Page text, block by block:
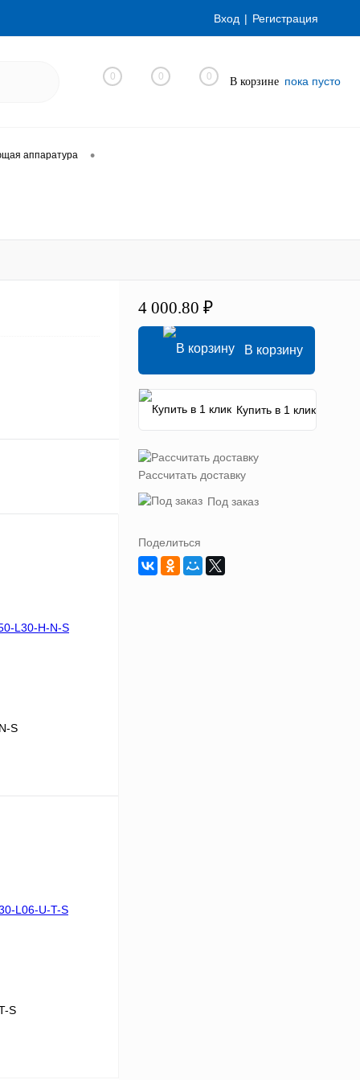
Вход Регистрация
0 0 0 В корзине пока пусто
аппаратура •
S
S
4 000.80 ₽
В корзину
Купить в 1 клик
Рассчитать доставку
Под заказ
Поделиться